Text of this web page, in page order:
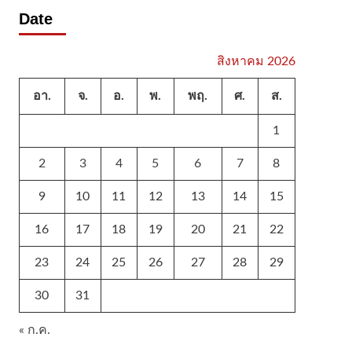
Date
สิงหาคม 2026
อา. จ. อ. พ. พฤ. ศ. ส.
1
2 3 4 5 6 7 8
9 10 11 12 13 14 15
16 17 18 19 20 21 22
23 24 25 26 27 28 29
30 31
« ก.ค.